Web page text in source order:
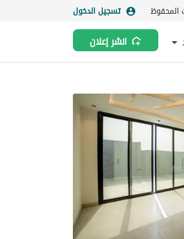
المحفوظ تسجيل الدخول
انشر إعلان